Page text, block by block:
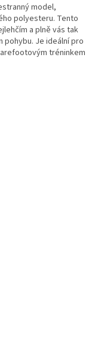
model,
polyesteru. Tento
a plně vás tak
pohybu. Je ideální pro
tréninkem